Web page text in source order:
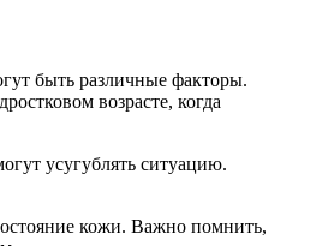
быть различные факторы.
возрасте, когда
усугублять ситуацию.
кожи. Важно помнить,